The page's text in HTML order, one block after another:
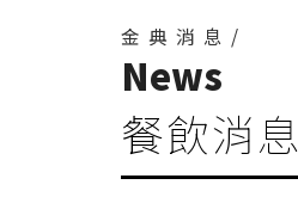
金典消息/
News
餐飲消息